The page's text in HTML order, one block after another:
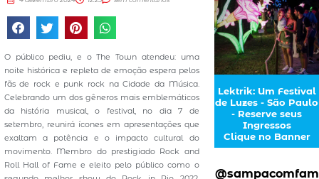
O público pediu, e o The Town atendeu: uma
noite histórica e repleta de emoção espera pelos
fãs de rock e punk rock na Cidade da Música.
Celebrando um dos gêneros mais emblemáticos
da história musical, o festival, no dia 7 de
setembro, reunirá ícones em apresentações que
exaltam a potência e o impacto cultural do
movimento. Membro do prestigiado Rock and
Roll Hall of Fame e eleito pelo público como o
Lektrik: Um Festival
de Luzes - São Paulo
- Reserve seus
Ingressos
Clique no Banner
@sampacomfam